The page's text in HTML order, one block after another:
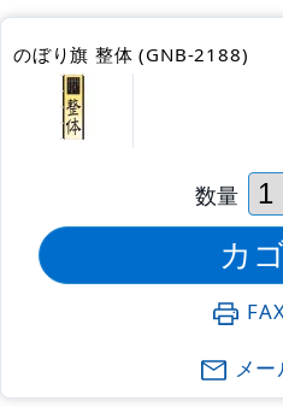
のぼり旗 整体 (GNB-2188)
数量
メ